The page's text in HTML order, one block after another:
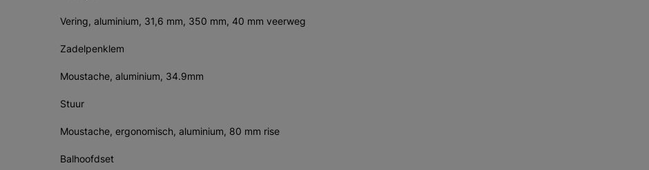
Vering, aluminium, 31,6 mm, 350 mm, 40 mm veerweg
Zadelpenklem
Moustache, aluminium, 34.9mm
Stuur
Moustache, ergonomisch, aluminium, 80 mm rise
Balhoofdset